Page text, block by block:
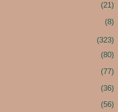
(21)
(8)
(323)
(80)
(77)
(36)
(56)